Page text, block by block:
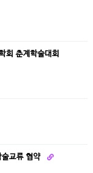
회 춘계학술대회
교류 협약